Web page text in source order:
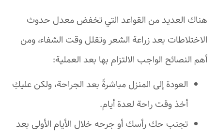
هناك العديد من القواعد التي تخفض معدل حدوث
الاختلاطات بعد زراعة الشعر وتقلل وقت الشفاء، ومن
أهم النصائح الواجب الالتزام بها بعد العملية:
العودة إلى المنزل مباشرةً بعد الجراحة، ولكن عليكِ
أخذ وقت راحة لعدة أيام.
تجنب حك رأسك أو جرحه خلال الأيام الأولى بعد